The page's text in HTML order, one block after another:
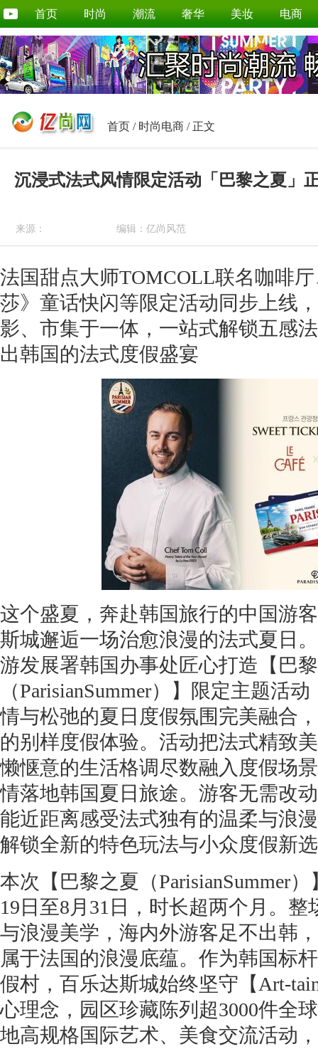
首页 时尚 潮流 奢华 美妆 电商
首页 / 时尚电商 / 正文
沉浸式法式风情限定活动「巴黎之夏」
来源： 编辑：亿尚风范
法国甜点大师TOMCOLL联名咖啡
莎》童话快闪等限定活动同步上线
影、市集于一体，一站式解锁五感
出韩国的法式度假盛宴
这个盛夏，奔赴韩国旅行的中国游
斯城邂逅一场治愈浪漫的法式夏日
游发展署韩国办事处匠心打造【巴
（ParisianSummer）】限定主题活
情与松弛的夏日度假氛围完美融合
的别样度假体验。活动把法式精致
懒惬意的生活格调尽数融入度假场
情落地韩国夏日旅途。游客无需改
能近距离感受法式独有的温柔与浪
解锁全新的特色玩法与小众度假新
本次【巴黎之夏（ParisianSummer
19日至8月31日，时长超两个月。
与浪漫美学，海内外游客足不出韩
属于法国的浪漫底蕴。作为韩国标
假村，百乐达斯城始终坚守【Art-
心理念，园区珍藏陈列超3000件全
地高规格国际艺术、美食交流活动